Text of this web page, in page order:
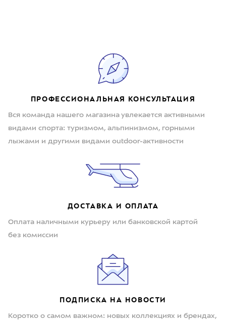
ПРОФЕССИОНАЛЬНАЯ КОНСУЛЬТАЦИЯ
Вся команда нашего магазина увлекается активными
видами спорта: туризмом, альпинизмом, горными
лыжами и другими видами outdoor-активности
ДОСТАВКА И ОПЛАТА
Оплата наличными курьеру или банковской картой
без комиссии
ПОДПИСКА НА НОВОСТИ
Коротко о самом важном: новых коллекциях и брендах,